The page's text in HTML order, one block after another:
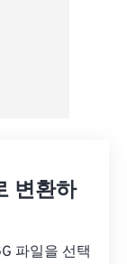
변환하
파일을 선택